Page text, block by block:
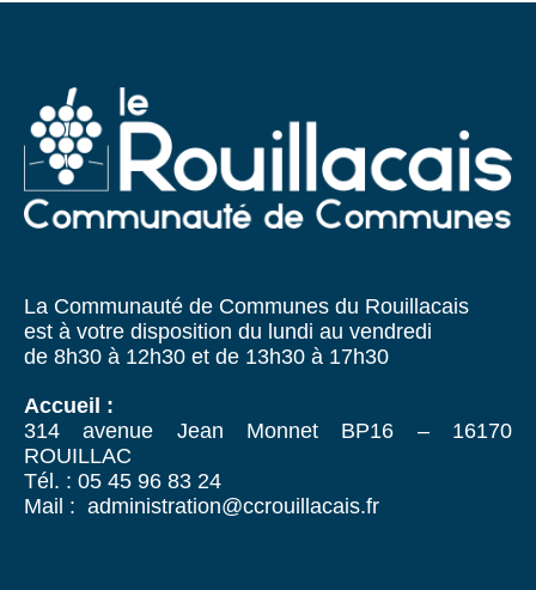
La Communauté de Communes du Rouillacais
est à votre disposition du lundi au vendredi
de 8h30 à 12h30 et de 13h30 à 17h30
Accueil :
314 avenue Jean Monnet BP16 – 16170
ROUILLAC
Tél. : 05 45 96 83 24
Mail : administration@ccrouillacais.fr